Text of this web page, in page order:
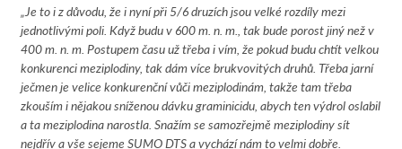
„Je to i z důvodu, že i nyní při 5/6 druzích jsou velké rozdíly mezi
jednotlivými poli. Když budu v 600 m. n. m., tak bude porost jiný než v
400 m. n. m. Postupem času už třeba i vím, že pokud budu chtít velkou
konkurenci meziplodiny, tak dám více brukvovitých druhů. Třeba jarní
ječmen je velice konkurenční vůči meziplodinám, takže tam třeba
zkouším i nějakou sníženou dávku graminicidu, abych ten výdrol oslabil
a ta meziplodina narostla. Snažím se samozřejmě meziplodiny sít
nejdřív a vše sejeme SUMO DTS a vychází nám to velmi dobře.